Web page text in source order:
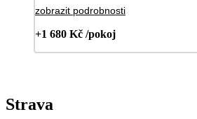
zobrazit podrobnosti
+1 680 Kč /pokoj
Strava